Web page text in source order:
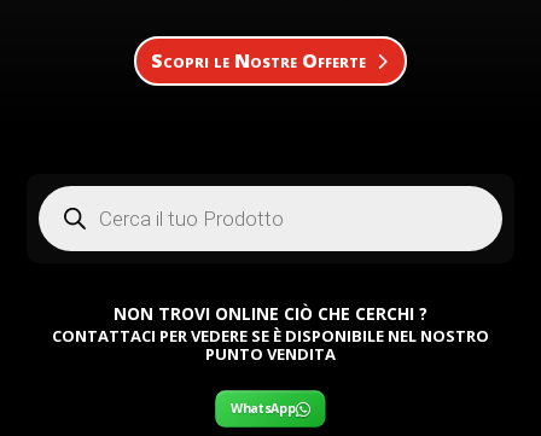
Scopri le Nostre Offerte
Products
search
NON TROVI ONLINE CIÒ CHE CERCHI ?
CONTATTACI PER VEDERE SE È DISPONIBILE NEL NOSTRO
PUNTO VENDITA
WhatsApp